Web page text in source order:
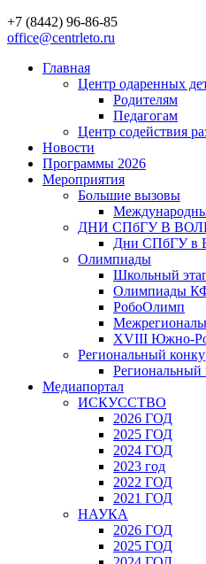
+7 (8442) 96-86-85
office@centrleto.ru
Главная
Центр одаренных
Родителям
Педагогам
Центр содействия
Новости
Программы 2026
Мероприятия
Большие вызовы
ДНИ СПбГУ В
Дни СПбГУ в
Олимпиады
Школьный
Олимпиады
РобоОлимп
XVIII Южно-
Региональный
Региональный
Медиапортал
ИСКУССТВО
2026 ГОД
2025 ГОД
2024 ГОД
2023 год
2022 ГОД
2021 ГОД
НАУКА
2026 ГОД
2025 ГОД